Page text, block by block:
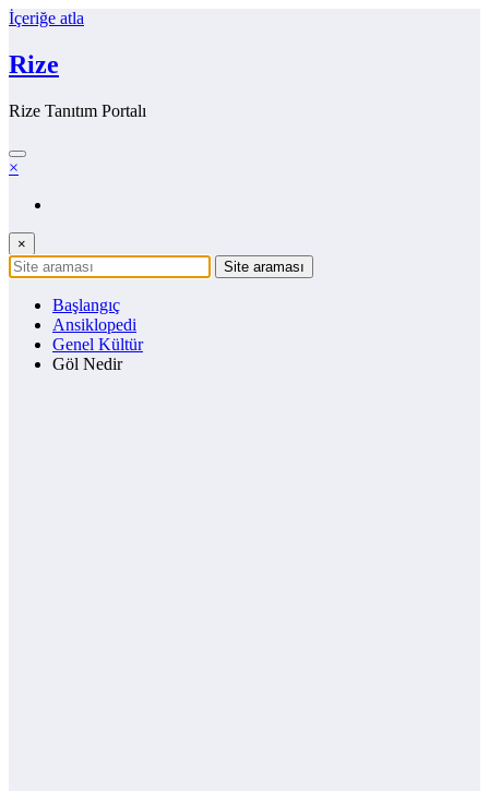
İçeriğe atla
Rize
Rize Tanıtım Portalı
×
×
Başlangıç
Ansiklopedi
Genel Kültür
Göl Nedir